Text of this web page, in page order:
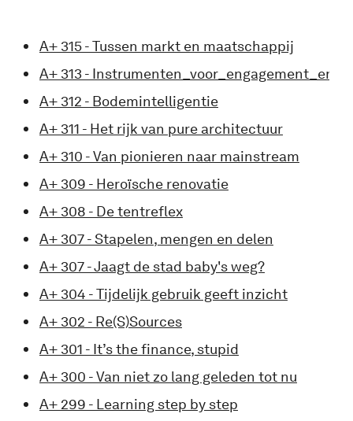
A+ 315 - Tussen markt en maatschappij
A+ 313 -
A+ 312 - Bodemintelligentie
A+ 311 - Het rijk van pure architectuur
A+ 310 - Van pionieren naar mainstream
A+ 309 - Heroïsche renovatie
A+ 308 - De tentreflex
A+ 307 - Stapelen, mengen en delen
A+ 307 - Jaagt de stad baby's weg?
A+ 304 - Tijdelijk gebruik geeft inzicht
A+ 302 - Re(S)Sources
A+ 301 - It’s the finance, stupid
A+ 300 - Van niet zo lang geleden tot nu
A+ 299 - Learning step by step